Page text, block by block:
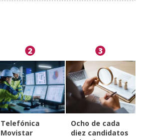
2
Telefónica
Movistar
3
Ocho de cada
diez candidatos